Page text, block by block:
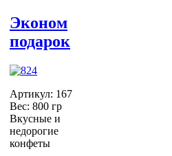
Эконом
подарок
Артикул: 167
Вес: 800 гр
Вкусные и
недорогие
конфеты